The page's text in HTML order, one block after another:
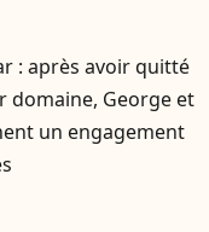
: après avoir quitté
domaine, George et
un engagement